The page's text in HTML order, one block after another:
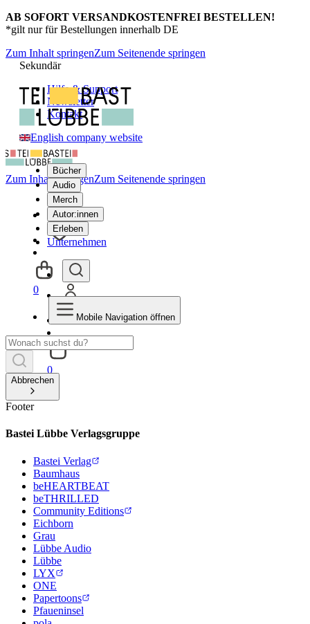
AB SOFORT VERSANDKOSTENFREI BESTELLEN!
*gilt nur für Bestellungen innerhalb DE
Zum Inhalt springenZum Seitenende springen
Sekundär
Hilfe & Support
Newsletter
Kontakt
English company website
Bücher
Audio
Merch
Autor:innen
Erleben
Unternehmen
0
Zum Inhalt springenZum Seitenende springen
0
Mobile Navigation öffnen
Abbrechen
Footer
Bastei Lübbe Verlagsgruppe
Bastei Verlag
Baumhaus
beHEARTBEAT
beTHRILLED
Community Editions
Eichborn
Grau
Lübbe Audio
Lübbe
LYX
ONE
Papertoons
Pfaueninsel